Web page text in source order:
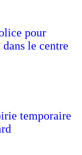
pour
le centre
temporaire